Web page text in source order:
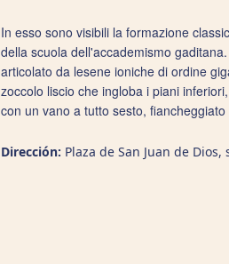
In esso sono visibili la formazione
della scuola dell'accademismo
articolato da lesene ioniche di ordine
zoccolo liscio che ingloba i piani
con un vano a tutto sesto, fiancheggiato
Dirección: Plaza de San Juan de Dios,